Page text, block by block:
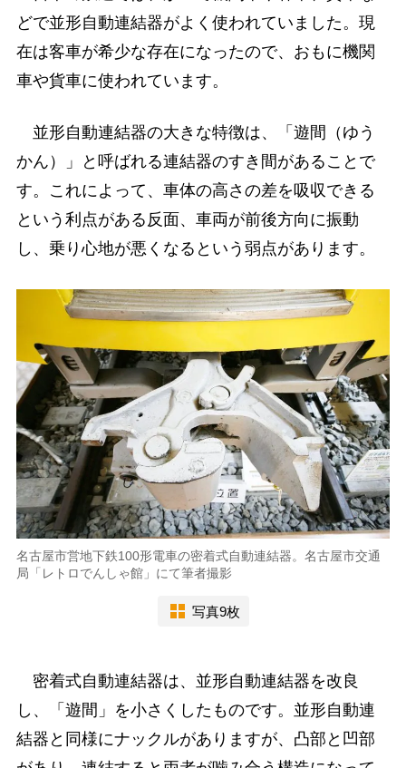
どで並形自動連結器がよく使われていました。現
在は客車が希少な存在になったので、おもに機関
車や貨車に使われています。
並形自動連結器の大きな特徴は、「遊間（ゆう
かん）」と呼ばれる連結器のすき間があることで
す。これによって、車体の高さの差を吸収できる
という利点がある反面、車両が前後方向に振動
し、乗り心地が悪くなるという弱点があります。
名古屋市営地下鉄100形電車の密着式自動連結器。名古屋市交通
局「レトロでんしゃ館」にて筆者撮影
写真9枚
密着式自動連結器は、並形自動連結器を改良
し、「遊間」を小さくしたものです。並形自動連
結器と同様にナックルがありますが、凸部と凹部